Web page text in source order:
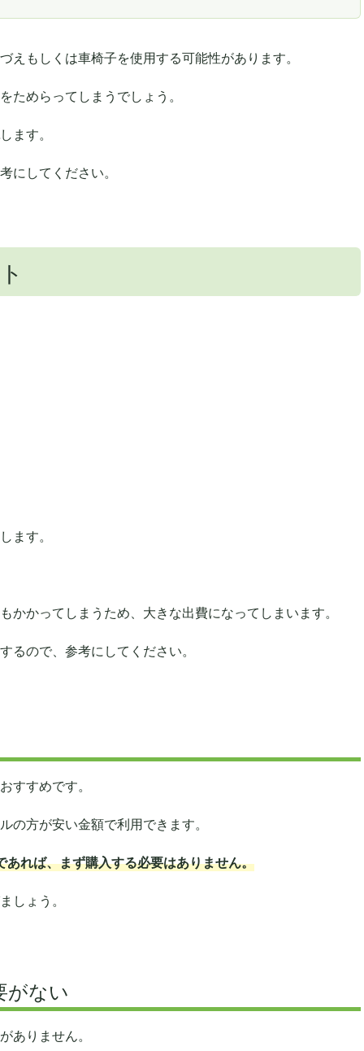
もしくは車椅子を使用する可能性があります。
ためらってしまうでしょう。
します。
にしてください。
ます。
かってしまうため、大きな出費になってしまいます。
るので、参考にしてください。
すすめです。
方が安い金額で利用できます。
れば、まず購入する必要はありません。
しょう。
がない
ありません。